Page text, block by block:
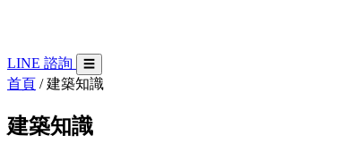
LINE 諮詢 ☰
首頁 / 建築知識
建築知識